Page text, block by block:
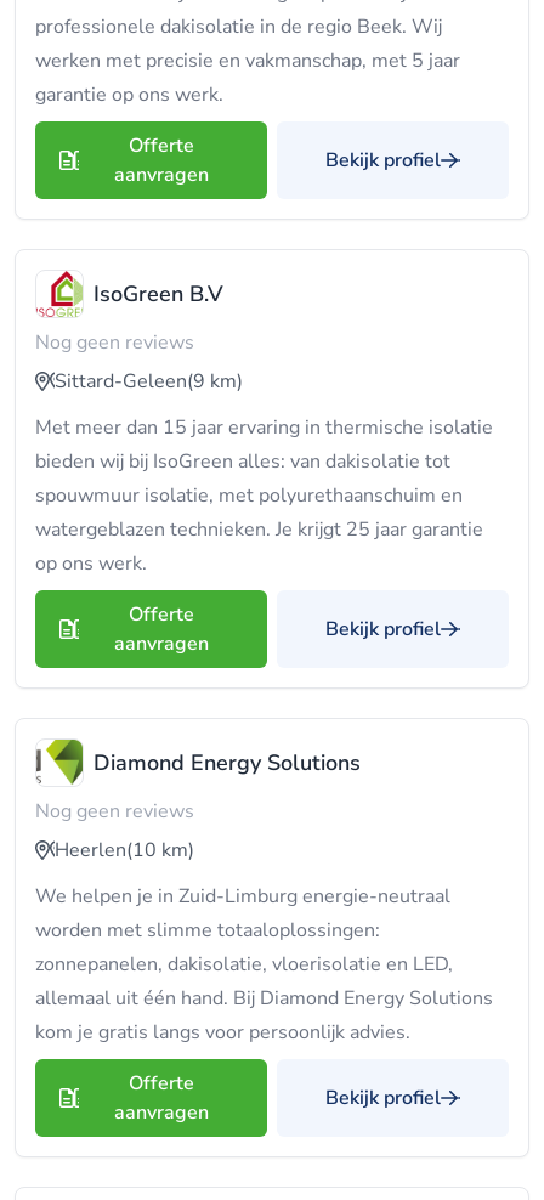
professionele dakisolatie in de regio Beek. Wij
werken met precisie en vakmanschap, met 5 jaar
garantie op ons werk.
Offerte
aanvragen
Bekijk profiel
IsoGreen B.V
Nog geen reviews
Sittard-Geleen(9 km)
Met meer dan 15 jaar ervaring in thermische isolatie
bieden wij bij IsoGreen alles: van dakisolatie tot
spouwmuur isolatie, met polyurethaanschuim en
watergeblazen technieken. Je krijgt 25 jaar garantie
op ons werk.
Offerte
aanvragen
Bekijk profiel
Diamond Energy Solutions
Nog geen reviews
Heerlen(10 km)
We helpen je in Zuid-Limburg energie-neutraal
worden met slimme totaaloplossingen:
zonnepanelen, dakisolatie, vloerisolatie en LED,
allemaal uit één hand. Bij Diamond Energy Solutions
kom je gratis langs voor persoonlijk advies.
Offerte
aanvragen
Bekijk profiel